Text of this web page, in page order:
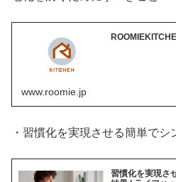
www.roomie.jp
・習慣化を実現させる簡単で
習慣化を実現さ